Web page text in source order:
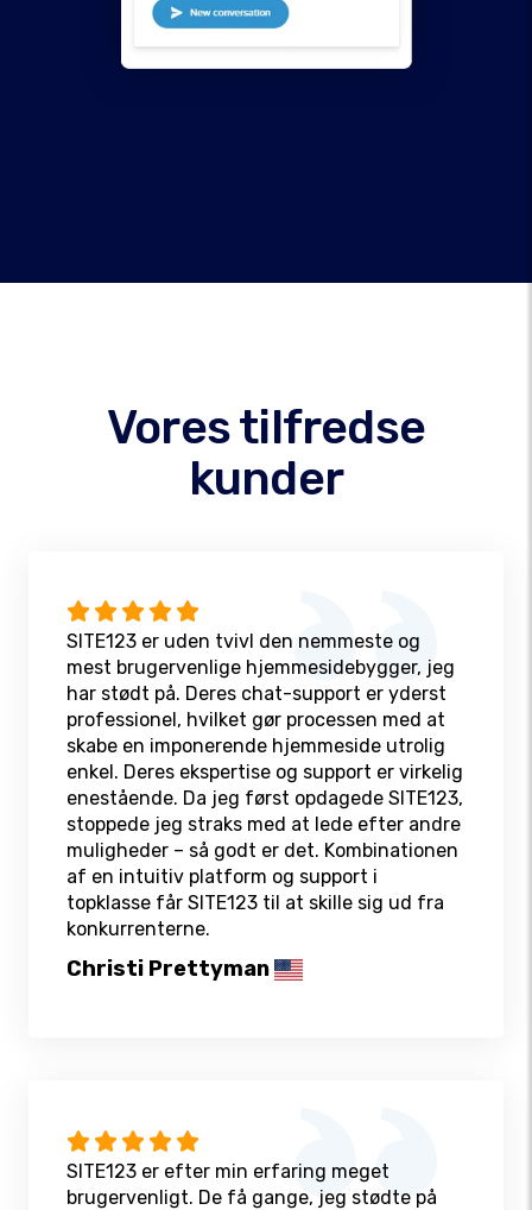
Vores tilfredse
kunder
SITE123 er uden tvivl den nemmeste og
mest brugervenlige hjemmesidebygger, jeg
har stødt på. Deres chat-support er yderst
professionel, hvilket gør processen med at
skabe en imponerende hjemmeside utrolig
enkel. Deres ekspertise og support er virkelig
enestående. Da jeg først opdagede SITE123,
stoppede jeg straks med at lede efter andre
muligheder – så godt er det. Kombinationen
af en intuitiv platform og support i
topklasse får SITE123 til at skille sig ud fra
konkurrenterne.
Christi Prettyman
SITE123 er efter min erfaring meget
brugervenligt. De få gange, jeg stødte på